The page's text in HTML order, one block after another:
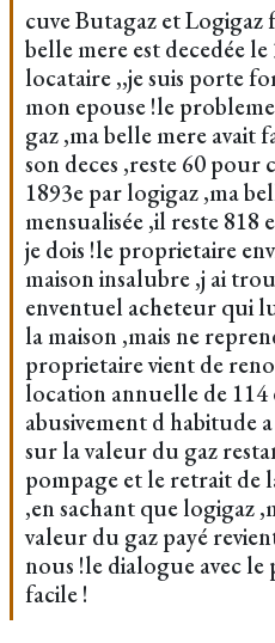
cuve Butagaz et
belle mere est decedée
locataire ,,je suis porte
mon epouse !le
gaz ,ma belle mere avait
son deces ,reste 60 pour
1893e par logigaz ,ma
mensualisée ,il reste
je dois !le proprietaire
maison insalubre ,j ai
enventuel acheteur qui
la maison ,mais ne
proprietaire vient de
location annuelle de
abusivement d habitude
sur la valeur du gaz
pompage et le retrait de
,en sachant que logigaz
valeur du gaz payé
nous !le dialogue avec le
facile !